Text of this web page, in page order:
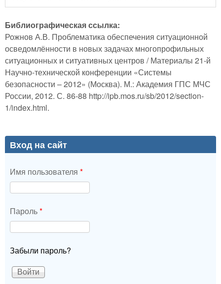
Библиографическая ссылка:
Рожнов А.В. Проблематика обеспечения ситуационной
осведомлённости в новых задачах многопрофильных
ситуационных и ситуативных центров / Материалы 21-й
Научно-технической конференции «Системы
безопасности – 2012» (Москва). М.: Академия ГПС МЧС
России, 2012. С. 86-88 http://ipb.mos.ru/sb/2012/section-
1/index.html.
Вход на сайт
Имя пользователя *
Пароль*
Забыли пароль?